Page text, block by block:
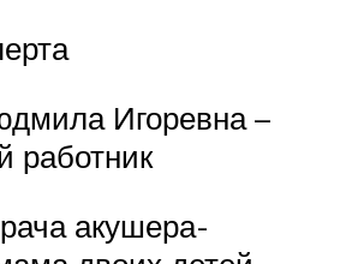
Игоревна –
работник
акушера-